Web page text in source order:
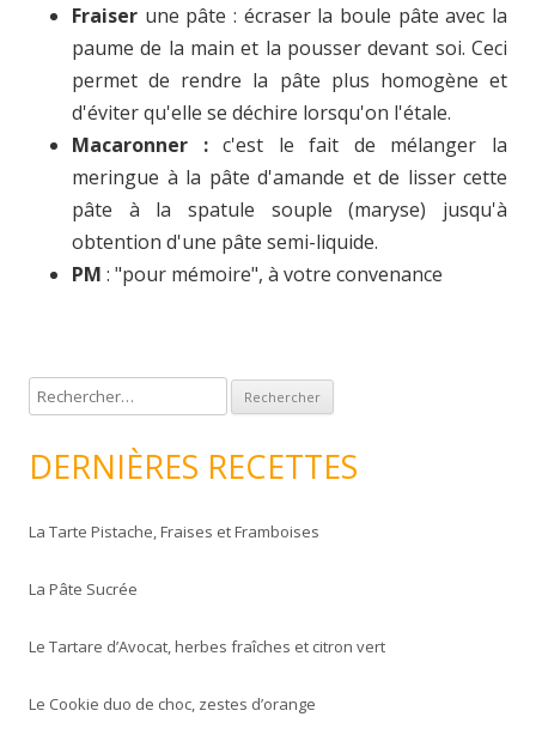
Fraiser une pâte : écraser la boule pâte avec la
paume de la main et la pousser devant soi. Ceci
permet de rendre la pâte plus homogène et
d'éviter qu'elle se déchire lorsqu'on l'étale.
Macaronner :c'est le fait de mélanger la
meringue à la pâte d'amande et de lisser cette
pâte à la spatule souple (maryse) jusqu'à
obtention d'une pâte semi-liquide.
PM : "pour mémoire", à votre convenance
e
h
r
h
r
:
DERNIÈRES RECETTES
La Tarte Pistache, Fraises et Framboises
La Pâte Sucrée
Le Tartare d’Avocat, herbes fraîches et citron vert
Le Cookie duo de choc, zestes d’orange